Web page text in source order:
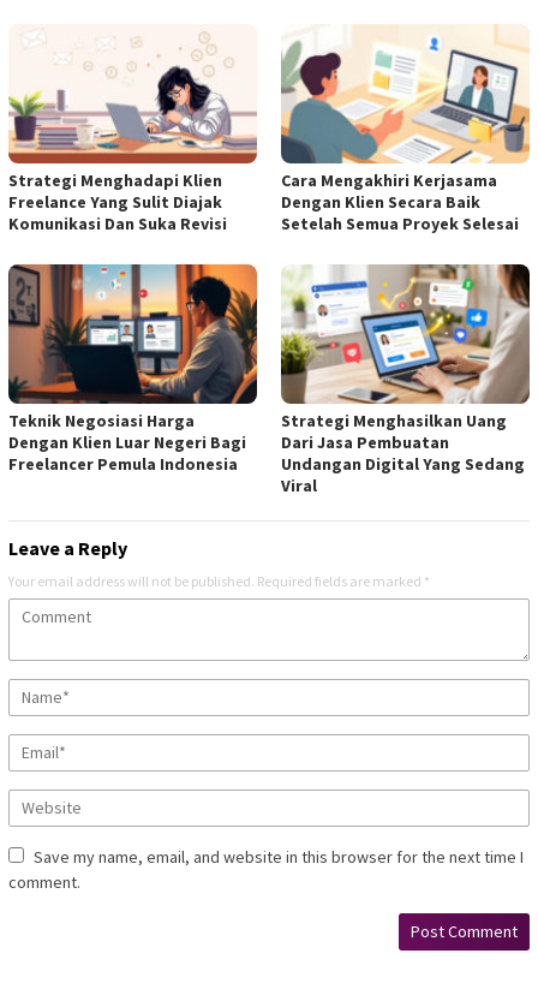
Strategi Menghadapi Klien
Freelance Yang Sulit Diajak
Komunikasi Dan Suka Revisi
Cara Mengakhiri Kerjasama
Dengan Klien Secara Baik
Setelah Semua Proyek Selesai
Teknik Negosiasi Harga
Dengan Klien Luar Negeri Bagi
Freelancer Pemula Indonesia
Strategi Menghasilkan Uang
Dari Jasa Pembuatan
Undangan Digital Yang Sedang
Viral
Leave a Reply
Your email address will not be published. Required fields are marked *
Save my name, email, and website in this browser for the next time I
comment.